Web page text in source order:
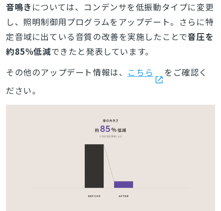
音鳴き については、コンデンサを低振動タイプに変更
し、照明制御用プログラムをアップデート。さらに特
定音域に出ている音質の改善を実施したことで音圧を
約85%低減できたと発表しています。
その他のアップデート情報は、
こちら
をご確認く
ださい。